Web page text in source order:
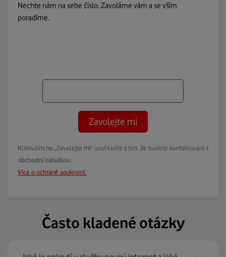
Nechte nám na sebe číslo. Zavoláme vám a se vším
poradíme.
Zavolejte mi
Kliknutím na „Zavolejte mi“ souhlasíte s tím, že budete kontaktováni s
obchodní nabídkou.
Více o ochraně soukromí.
Často kladené otázky